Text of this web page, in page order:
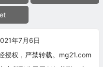
年7月6日
授权，严禁转载。mg21.com